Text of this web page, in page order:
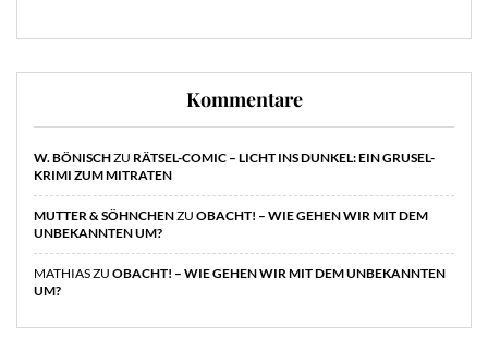
Kommentare
W. BÖNISCHZU RÄTSEL-COMIC – LICHT INS DUNKEL: EIN GRUSEL-
KRIMI ZUM MITRATEN
MUTTER & SÖHNCHENZU OBACHT! – WIE GEHEN WIR MIT DEM
UNBEKANNTEN UM?
MATHIASZU OBACHT! – WIE GEHEN WIR MIT DEM UNBEKANNTEN
UM?